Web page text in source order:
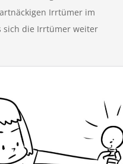
Irrtümer im
sich die Irrtümer weiter